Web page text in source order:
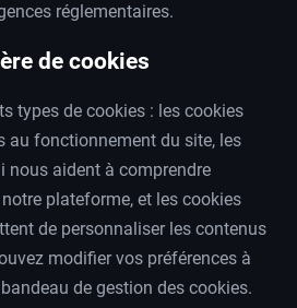
réglementaires.
de cookies
types de cookies : les cookies
au fonctionnement du site, les
nous aident à comprendre
plateforme, et les cookies
de personnaliser les contenus
modifier vos préférences à
de gestion des cookies.